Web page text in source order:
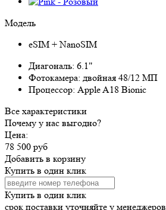
Модель
eSIM + NanoSIM
Диагональ: 6.1"
Фотокамера: двойная 48/12 МП
Процессор: Apple A18 Bionic
Все характеристики
Почему у нас выгодно?
Цена:
78 500 руб
Добавить в корзину
Купить в один клик
Купить в один клик
срок поставки уточняйте у менеджеров